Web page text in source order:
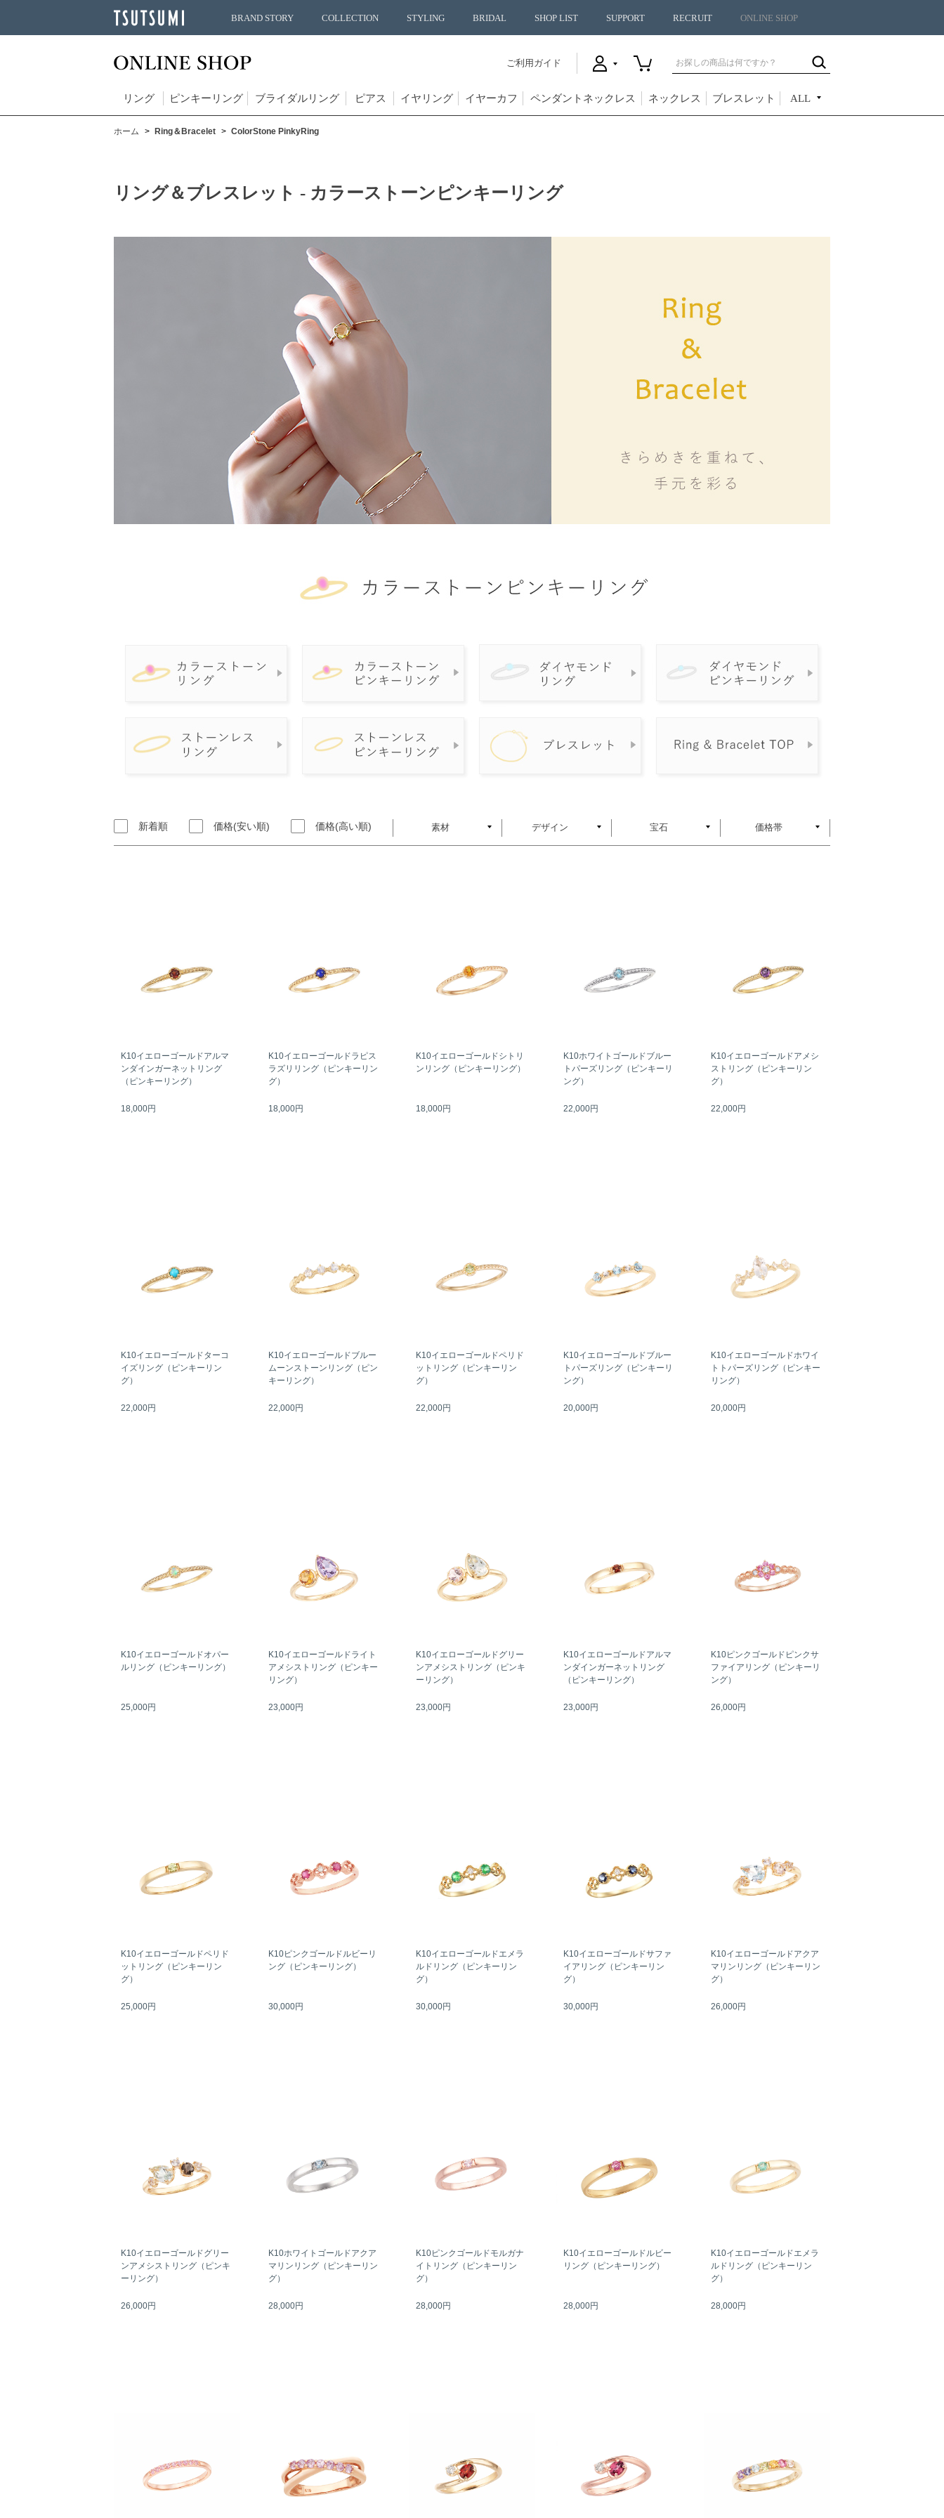
BRAND STORY COLLECTION STYLING BRIDAL SHOP LIST SUPPORT RECRUIT ONLINE SHOP
ご利用ガイド
リング ピンキーリング ブライダルリング ピアス イヤリング イヤーカフ ペンダントネックレス ネックレス ブレスレット ALL
ホーム Ring＆Bracelet ColorStone PinkyRing
リング＆ブレスレット - カラーストーンピンキーリング
新着順 価格(安い順) 価格(高い順) 素材 デザイン 宝石 価格帯
K10イエローゴールドアルマ
ンダインガーネットリング
（ピンキーリング）
18,000円
K10イエローゴールドラピス
ラズリリング（ピンキーリン
グ）
18,000円
K10イエローゴールドシトリ
ンリング（ピンキーリング）
18,000円
K10ホワイトゴールドブルー
トパーズリング（ピンキーリ
ング）
22,000円
K10イエローゴールドアメシ
ストリング（ピンキーリン
グ）
22,000円
K10イエローゴールドターコ
イズリング（ピンキーリン
グ）
22,000円
K10イエローゴールドブルー
ムーンストーンリング（ピン
キーリング）
22,000円
K10イエローゴールドペリド
ットリング（ピンキーリン
グ）
22,000円
K10イエローゴールドブルー
トパーズリング（ピンキーリ
ング）
20,000円
K10イエローゴールドホワイ
トトパーズリング（ピンキー
リング）
20,000円
K10イエローゴールドオパー
ルリング（ピンキーリング）
25,000円
K10イエローゴールドライト
アメシストリング（ピンキー
リング）
23,000円
K10イエローゴールドグリー
ンアメシストリング（ピンキ
ーリング）
23,000円
K10イエローゴールドアルマ
ンダインガーネットリング
（ピンキーリング）
23,000円
K10ピンクゴールドピンクサ
ファイアリング（ピンキーリ
ング）
26,000円
K10イエローゴールドペリド
ットリング（ピンキーリン
グ）
25,000円
K10ピンクゴールドルビーリ
ング（ピンキーリング）
30,000円
K10イエローゴールドエメラ
ルドリング（ピンキーリン
グ）
30,000円
K10イエローゴールドサファ
イアリング（ピンキーリン
グ）
30,000円
K10イエローゴールドアクア
マリンリング（ピンキーリン
グ）
26,000円
K10イエローゴールドグリー
ンアメシストリング（ピンキ
ーリング）
26,000円
K10ホワイトゴールドアクア
マリンリング（ピンキーリン
グ）
28,000円
K10ピンクゴールドモルガナ
イトリング（ピンキーリン
グ）
28,000円
K10イエローゴールドルビー
リング（ピンキーリング）
28,000円
K10イエローゴールドエメラ
ルドリング（ピンキーリン
グ）
28,000円